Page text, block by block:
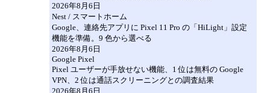
2026年8月6日
Nest / スマートホーム
Google、連絡先アプリに Pixel 11 Pro の「HiLight」設定
機能を準備。9 色から選べる
2026年8月6日
Google Pixel
Pixel ユーザーが手放せない機能、1 位は無料の Google
VPN、2 位は通話スクリーニングとの調査結果
2026年8月6日